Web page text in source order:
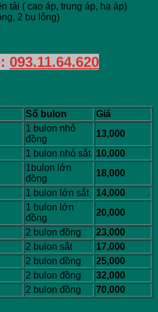
tải ( cao áp, trung áp, hạ áp)
2 bu lông)
093.11.64.620
Số bulon
Giá
1 bulon nhỏ
đồng
13,000
1 bulon nhỏ sắt 10,000
1bulon lớn
đồng
18,000
1 bulon lớn sắt
14,000
1 bulon lớn
đồng
20,000
2 bulon đồng
23,000
2 bulon sắt
17,000
2 bulon đồng
25,000
2 bulon đồng
32,000
2 bulon đồng 70,000